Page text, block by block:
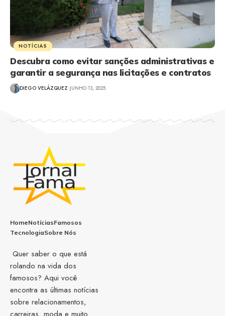
NOTÍCIAS
Descubra como evitar sanções administrativas e
garantir a segurança nas licitações e contratos
DIEGO VELÁZQUEZ JUNHO 13, 2025
HomeNotíciasFamosos
TecnologiaSobre Nós
Quer saber o que está
rolando na vida dos
famosos? Aqui você
encontra as últimas notícias
sobre relacionamentos,